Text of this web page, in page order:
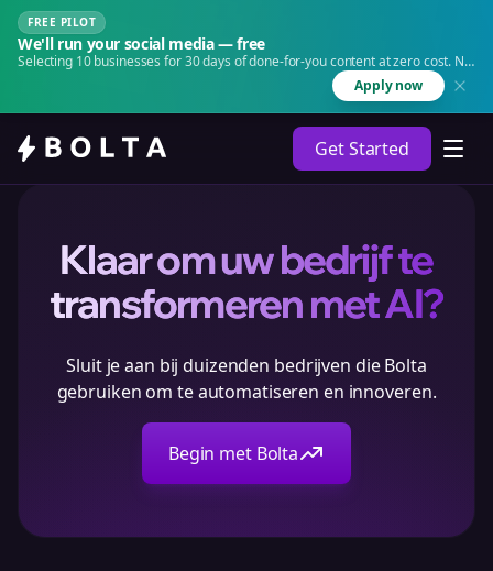
FREE PILOT
We'll run your social media — free
Selecting 10 businesses for 30 days of done-for-you content at zero cost. No
Apply now
Get Started
Klaar om uw bedrijf te
transformeren met AI?
Sluit je aan bij duizenden bedrijven die Bolta
gebruiken om te automatiseren en innoveren.
Begin met Bolta